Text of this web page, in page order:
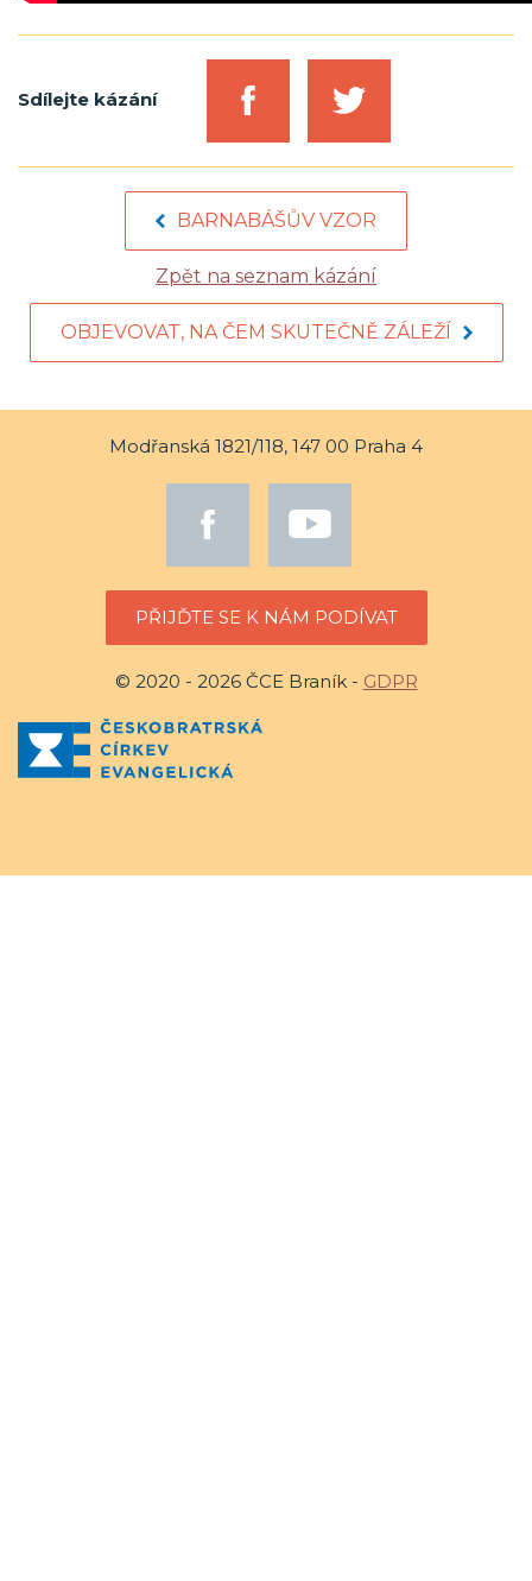
Sdílejte kázání
BARNABÁŠŮV VZOR
Zpět na seznam kázání
OBJEVOVAT, NA ČEM SKUTEČNĚ ZÁLEŽÍ
Modřanská 1821/118, 147 00 Praha 4
PŘIJĎTE SE K NÁM PODÍVAT
© 2020 - 2026 ČCE Braník - GDPR